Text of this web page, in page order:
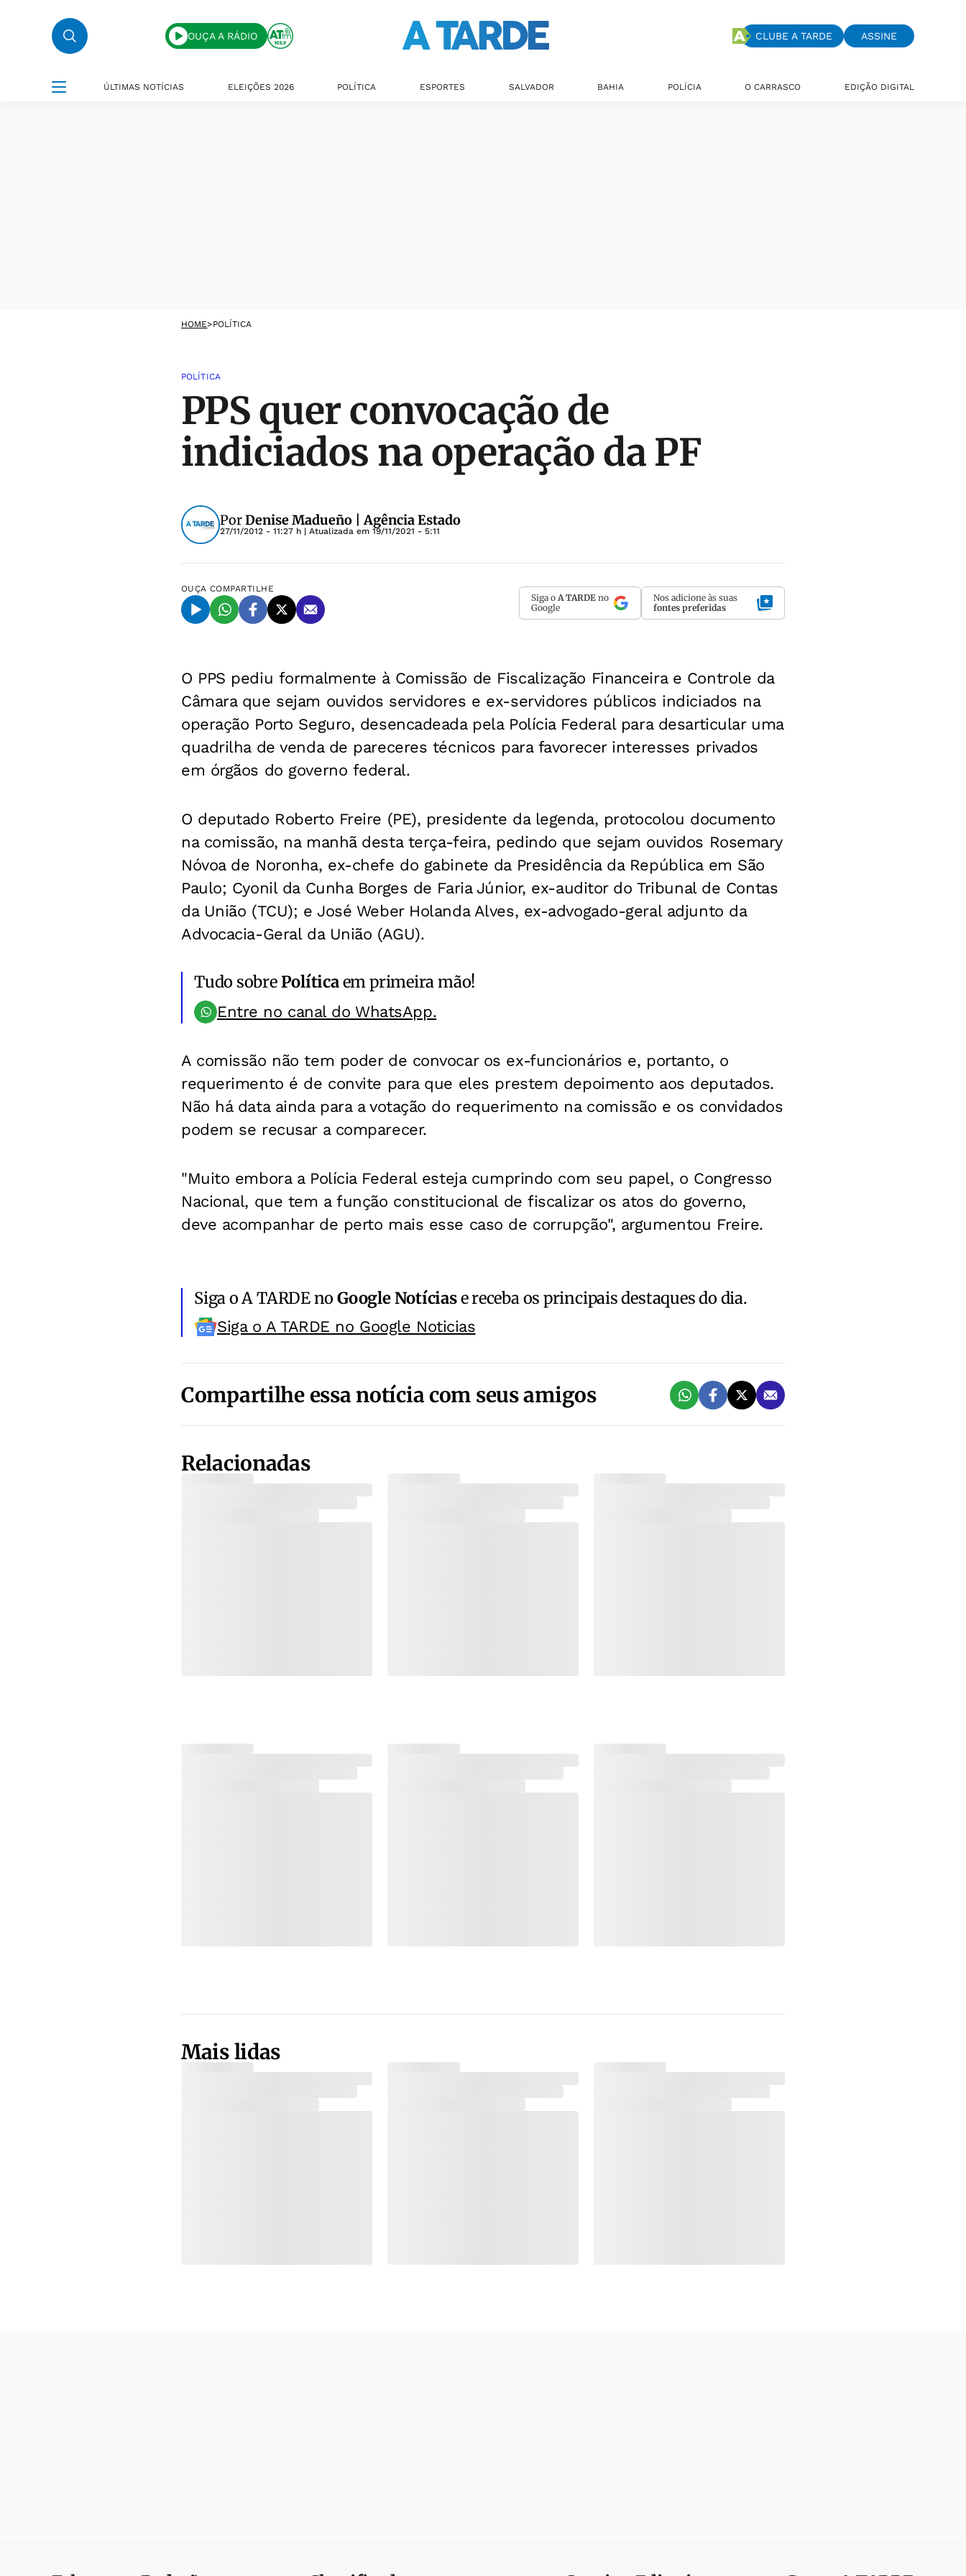
OUÇA A RÁDIO CLUBE A TARDE ASSINE
ÚLTIMAS NOTÍCIAS ELEIÇÕES 2026 POLÍTICA ESPORTES SALVADOR BAHIA POLÍCIA O CARRASCO EDIÇÃO DIGITAL
HOME>POLÍTICA
POLÍTICA
PPS quer convocação de
indiciados na operação da PF
PorDenise Madueño | Agência Estado
27/11/2012 - 11:27 h | Atualizada em 19/11/2021 - 5:11
OUÇA COMPARTILHE
Siga o A TARDE no
Google
Nos adicione às suas
fontes preferidas
O PPS pediu formalmente à Comissão de Fiscalização Financeira e Controle da
Câmara que sejam ouvidos servidores e ex-servidores públicos indiciados na
operação Porto Seguro, desencadeada pela Polícia Federal para desarticular uma
quadrilha de venda de pareceres técnicos para favorecer interesses privados
em órgãos do governo federal.
O deputado Roberto Freire (PE), presidente da legenda, protocolou documento
na comissão, na manhã desta terça-feira, pedindo que sejam ouvidos Rosemary
Nóvoa de Noronha, ex-chefe do gabinete da Presidência da República em São
Paulo; Cyonil da Cunha Borges de Faria Júnior, ex-auditor do Tribunal de Contas
da União (TCU); e José Weber Holanda Alves, ex-advogado-geral adjunto da
Advocacia-Geral da União (AGU).
Tudo sobrePolíticaem primeira mão!
Entre no canal do WhatsApp.
A comissão não tem poder de convocar os ex-funcionários e, portanto, o
requerimento é de convite para que eles prestem depoimento aos deputados.
Não há data ainda para a votação do requerimento na comissão e os convidados
podem se recusar a comparecer.
"Muito embora a Polícia Federal esteja cumprindo com seu papel, o Congresso
Nacional, que tem a função constitucional de fiscalizar os atos do governo,
deve acompanhar de perto mais esse caso de corrupção", argumentou Freire.
Siga o A TARDE noGoogle Notíciase receba os principais destaques do dia.
Siga o A TARDE no Google Noticias
Compartilhe essa notícia com seus amigos
Relacionadas
Mais lidas